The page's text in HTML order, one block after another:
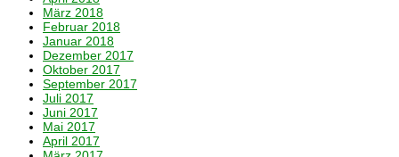
März 2018
Februar 2018
Januar 2018
Dezember 2017
Oktober 2017
September 2017
Juli 2017
Juni 2017
Mai 2017
April 2017